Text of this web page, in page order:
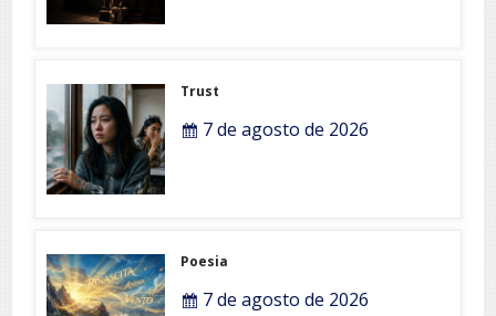
Trust
7 de agosto de 2026
Poesia
7 de agosto de 2026